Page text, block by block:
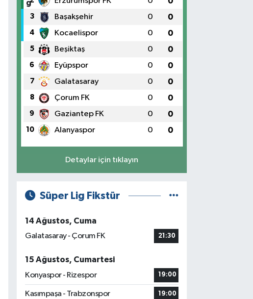
3 Başakşehir 0 0
4 Kocaelispor 0 0
5 Beşiktaş 0 0
6 Eyüpspor 0 0
7 Galatasaray 0 0
8 Çorum FK 0 0
9 Gaziantep FK 0 0
10 Alanyaspor 0 0
Detaylar için tıklayın
Süper Lig Fikstür
14 Ağustos, Cuma
Galatasaray - Çorum FK
21:30
15 Ağustos, Cumartesi
Konyaspor - Rizespor
19:00
Kasımpaşa - Trabzonspor 19:00